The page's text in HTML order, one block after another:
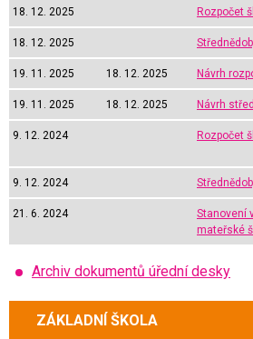
18. 12. 2025 Rozpočet
18. 12. 2025
19. 11. 2025 18. 12. 2025 Návrh
19. 11. 2025 18. 12. 2025 Návrh
9. 12. 2024 Rozpočet
9. 12. 2024
21. 6. 2024
Stanovení
mateřské
Archiv dokumentů úřední desky
ZÁKLADNÍ ŠKOLA